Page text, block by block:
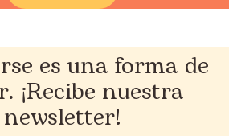
es una forma de
¡Recibe nuestra
newsletter!